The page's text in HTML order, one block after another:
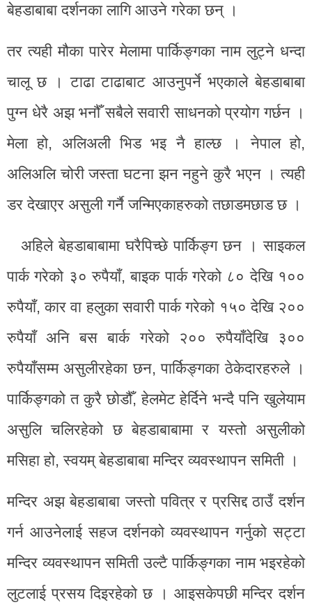
बेहडाबाबा दर्शनका लागि आउने गरेका छन् ।
तर त्यही मौका पारेर मेलामा पार्किङ्गका नाम लुट्ने धन्दा
चालू छ । टाढा टाढाबाट आउनुपर्ने भएकाले बेहडाबाबा
पुग्न धेरै अझ भनौँ सबैले सवारी साधनको प्रयोग गर्छन ।
मेला हो, अलिअली भिड भइ नै हाल्छ । नेपाल हो,
अलिअलि चोरी जस्ता घटना झन नहुने कुरै भएन । त्यही
डर देखाएर असुली गर्नै जन्मिएकाहरुको तछाडमछाड छ ।
अहिले बेहडाबाबामा घरैपिच्छे पार्किङ्ग छन । साइकल
पार्क गरेको ३० रुपैयाँ, बाइक पार्क गरेको ८० देखि १००
रुपैयाँ, कार वा हलुका सवारी पार्क गरेको १५० देखि २००
रुपैयाँ अनि बस बार्क गरेको २०० रुपैयाँदेखि ३००
रुपैयाँसम्म असुलीरहेका छन, पार्किङ्गका ठेकेदारहरुले ।
पार्किङ्गको त कुरै छोडौँ, हेलमेट हेर्दिने भन्दै पनि खुलेयाम
असुलि चलिरहेको छ बेहडाबाबामा र यस्तो असुलीको
मसिहा हो, स्वयम् बेहडाबाबा मन्दिर व्यवस्थापन समिती ।
मन्दिर अझ बेहडाबाबा जस्तो पवित्र र प्रसिद्द ठाउँ दर्शन
गर्न आउनेलाई सहज दर्शनको व्यवस्थापन गर्नुको सट्टा
मन्दिर व्यवस्थापन समिती उल्टै पार्किङ्गका नाम भइरहेको
लुटलाई प्रसय दिइरहेको छ । आइसकेपछी मन्दिर दर्शन